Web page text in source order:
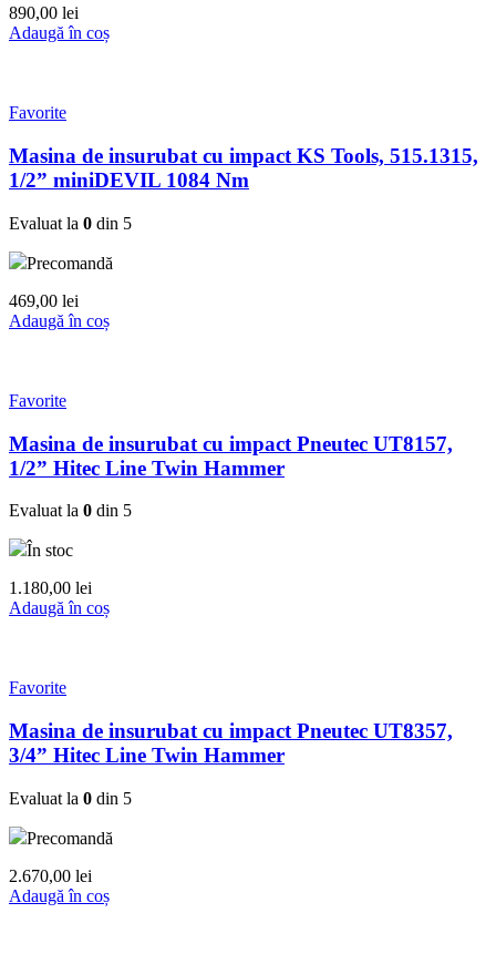
890,00 lei
Adaugă în coș
Favorite
Masina de insurubat cu impact KS Tools, 515.1315,
1/2” miniDEVIL 1084 Nm
Evaluat la 0 din 5
Precomandă
469,00 lei
Adaugă în coș
Favorite
Masina de insurubat cu impact Pneutec UT8157,
1/2” Hitec Line Twin Hammer
Evaluat la 0 din 5
În stoc
1.180,00 lei
Adaugă în coș
Favorite
Masina de insurubat cu impact Pneutec UT8357,
3/4” Hitec Line Twin Hammer
Evaluat la 0 din 5
Precomandă
2.670,00 lei
Adaugă în coș